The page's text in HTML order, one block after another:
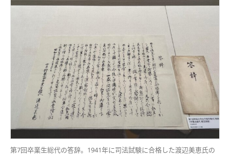
第7回卒業生総代の答辞。1941年に司法試験に合格した渡辺美恵氏の